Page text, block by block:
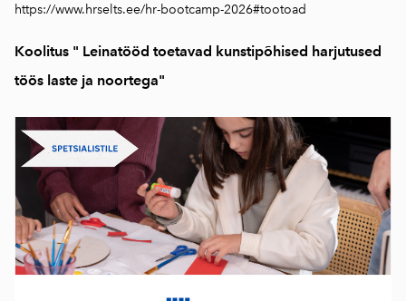
https://www.hrselts.ee/hr-bootcamp-2026#tootoad
Koolitus " Leinatööd toetavad kunstipõhised harjutused
töös laste ja noortega"